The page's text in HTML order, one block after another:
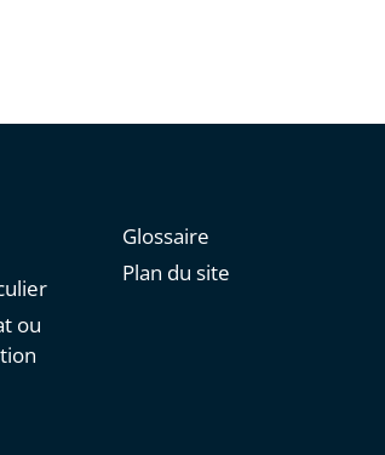
ou
Glossaire
Plan du site